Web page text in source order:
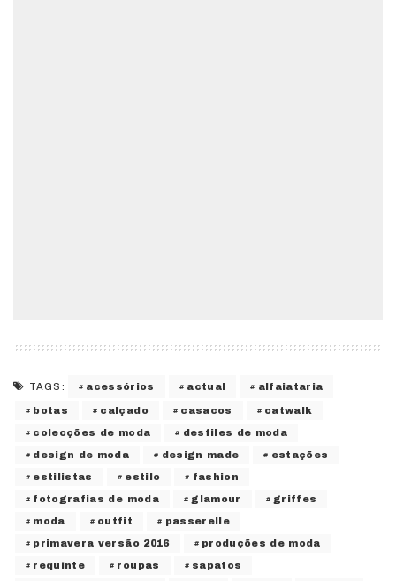
TAGS: acessórios actual alfaiataria
botas calçado casacos catwalk
colecções de moda desfiles de moda
design de moda design made estações
estilistas estilo fashion
fotografias de moda glamour griffes
moda outfit passerelle
primavera versão 2016 produções de moda
requinte roupas sapatos